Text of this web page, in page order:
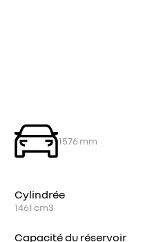
1576 mm
Cylindrée
1461cm3
Capacité du réservoir